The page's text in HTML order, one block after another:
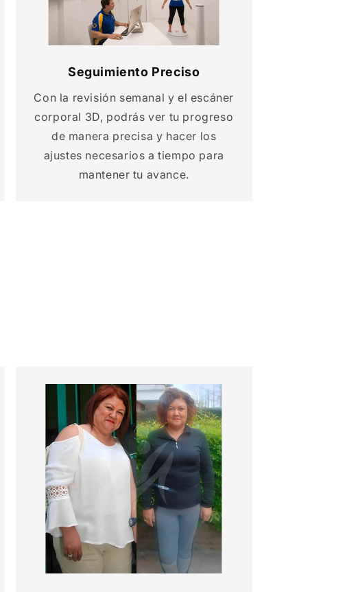
Seguimiento Preciso
Con la revisión semanal y el escáner
corporal 3D, podrás ver tu progreso
de manera precisa y hacer los
ajustes necesarios a tiempo para
mantener tu avance.